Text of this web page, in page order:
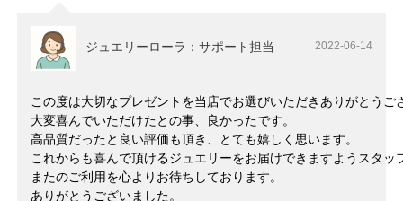
ジュエリーローラ：サポート担当 2022-06-14
この度は大切なプレゼントを当店でお選びいただきありがとうご
大変喜んでいただけたとの事、良かったです。
高品質だったと良い評価も頂き、とても嬉しく思います。
これからも喜んで頂けるジュエリーをお届けできますようスタッ
またのご利用を心よりお待ちしております。
ありがとうございました。